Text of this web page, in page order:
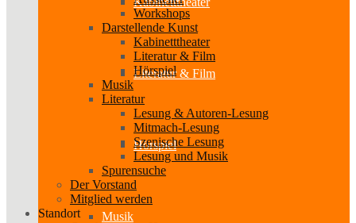
Literatur & Film
Hörspiel
Musik
Workshops
Darstellende Kunst
Kabinetttheater
Literatur & Film
Hörspiel
Musik
Literatur
Lesung & Autoren-Lesung
Mitmach-Lesung
Szenische Lesung
Lesung und Musik
Spurensuche
Der Vorstand
Mitglied werden
Standort